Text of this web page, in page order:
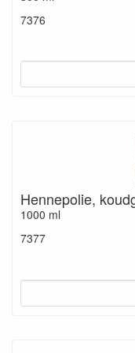
Vegan,
7376
Hennepolie,
1000 ml
7377